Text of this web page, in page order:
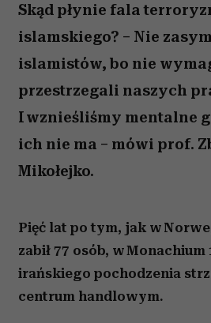
Skąd płynie fala
islamskiego? – Nie
islamistów, bo nie
przestrzegali naszych
I wznieśliśmy mentalne
ich nie ma – mówi prof.
Mikołejko.
Pięć lat po tym, jak w
zabił 77 osób, w
irańskiego pochodzenia
centrum handlowym.